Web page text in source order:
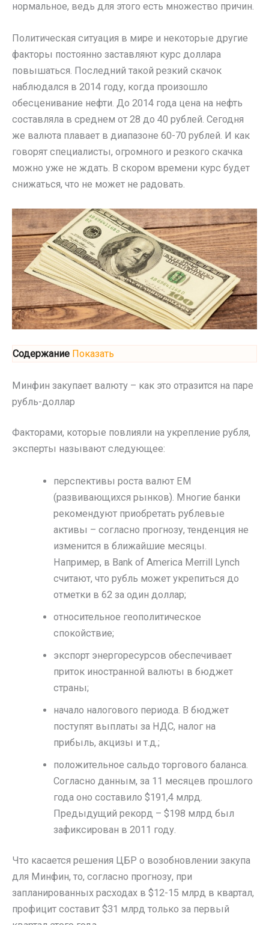
нормальное, ведь для этого есть множество причин.
Политическая ситуация в мире и некоторые другие
факторы постоянно заставляют курс доллара
повышаться. Последний такой резкий скачок
наблюдался в 2014 году, когда произошло
обесценивание нефти. До 2014 года цена на нефть
составляла в среднем от 28 до 40 рублей. Сегодня
же валюта плавает в диапазоне 60-70 рублей. И как
говорят специалисты, огромного и резкого скачка
можно уже не ждать. В скором времени курс будет
снижаться, что не может не радовать.
Содержание Показать
Минфин закупает валюту – как это отразится на паре
рубль-доллар
Факторами, которые повлияли на укрепление рубля,
эксперты называют следующее:
перспективы роста валют EM
(развивающихся рынков). Многие банки
рекомендуют приобретать рублевые
активы – согласно прогнозу, тенденция не
изменится в ближайшие месяцы.
Например, в Bank of America Merrill Lynch
считают, что рубль может укрепиться до
отметки в 62 за один доллар;
относительное геополитическое
спокойствие;
экспорт энергоресурсов обеспечивает
приток иностранной валюты в бюджет
страны;
начало налогового периода. В бюджет
поступят выплаты за НДС, налог на
прибыль, акцизы и т.д.;
положительное сальдо торгового баланса.
Согласно данным, за 11 месяцев прошлого
года оно составило $191,4 млрд.
Предыдущий рекорд – $198 млрд был
зафиксирован в 2011 году.
Что касается решения ЦБР о возобновлении закупа
для Минфин, то, согласно прогнозу, при
запланированных расходах в $12-15 млрд в квартал,
профицит составит $31 млрд только за первый